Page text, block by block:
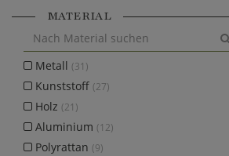
MATERIAL
Metall (31)
Kunststoff (27)
Holz (21)
Aluminium (12)
Polyrattan (9)